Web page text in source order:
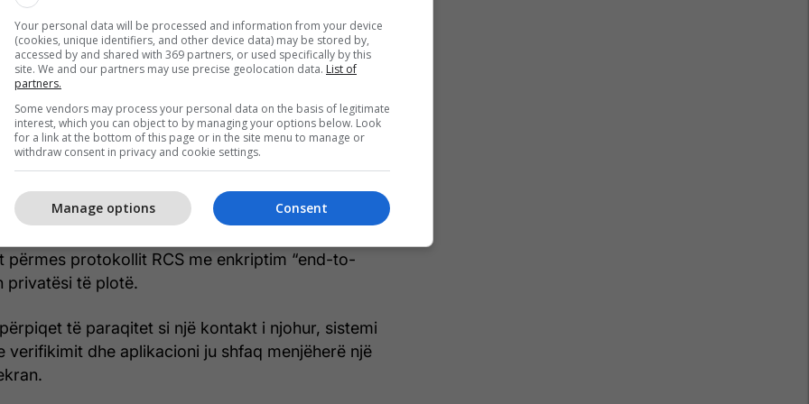
vepron në sfond: nëse si ju ashtu edhe personi
aplikacionin zyrtar “Phone by Google”,
në mënyrë të fshehtë për të verifikuar nëse
reale.
përmes protokollit RCS me enkriptim “end-to-
privatësi të plotë.
të paraqitet si një kontakt i njohur, sistemi
verifikimit dhe aplikacioni ju shfaq menjëherë një
Your personal data will be processed and information from your device
(cookies, unique identifiers, and other device data) may be stored by,
accessed by and shared with 369 partners, or used specifically by this
site. We and our partners may use precise geolocation data. List of
partners.
Some vendors may process your personal data on the basis of legitimate
interest, which you can object to by managing your options below. Look
for a link at the bottom of this page or in the site menu to manage or
withdraw consent in privacy and cookie settings.
Consent
Manage options